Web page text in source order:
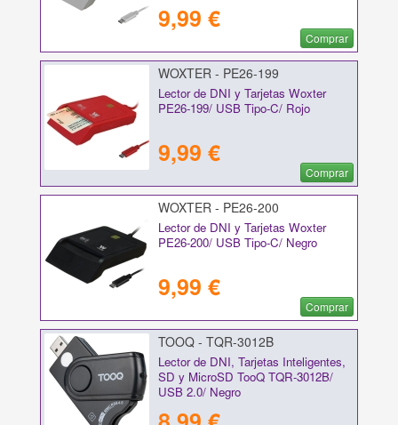
9,99 €
Comprar
WOXTER - PE26-199
Lector de DNI y Tarjetas Woxter
PE26-199/ USB Tipo-C/ Rojo
9,99 €
Comprar
WOXTER - PE26-200
Lector de DNI y Tarjetas Woxter
PE26-200/ USB Tipo-C/ Negro
9,99 €
Comprar
TOOQ - TQR-3012B
Lector de DNI, Tarjetas Inteligentes,
SD y MicroSD TooQ TQR-3012B/
USB 2.0/ Negro